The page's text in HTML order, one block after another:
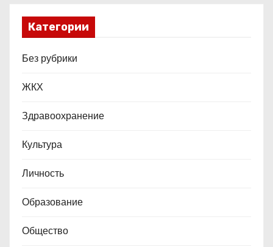
Категории
Без рубрики
ЖКХ
Здравоохранение
Культура
Личность
Образование
Общество